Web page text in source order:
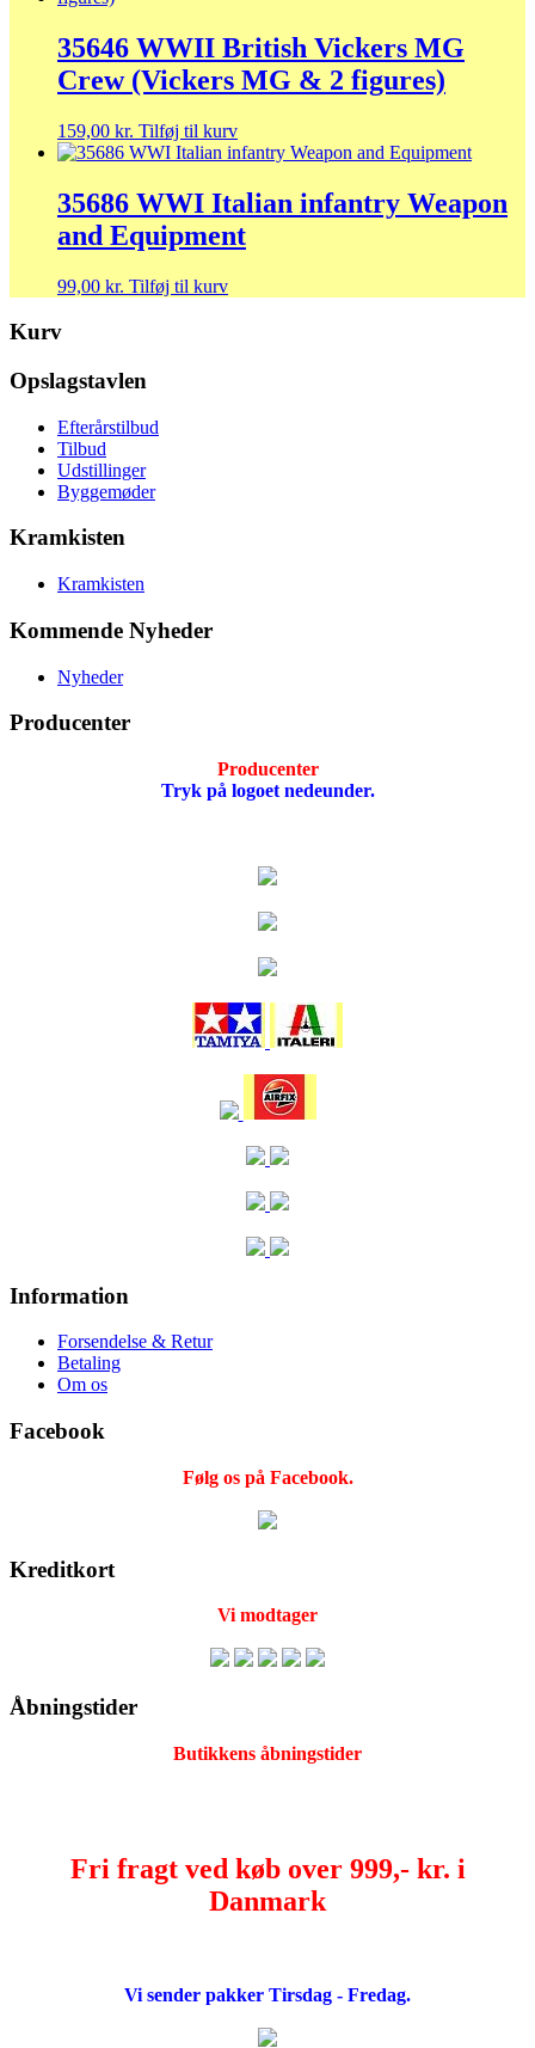
35646 WWII British Vickers MG
Crew (Vickers MG & 2 figures)
159,00 kr. Tilføj til kurv
35686 WWI Italian infantry Weapon
and Equipment
99,00 kr. Tilføj til kurv
Kurv
Opslagstavlen
Efterårstilbud
Tilbud
Udstillinger
Byggemøder
Kramkisten
Kramkisten
Kommende Nyheder
Nyheder
Producenter
Producenter
Tryk på logoet nedeunder.
Information
Forsendelse & Retur
Betaling
Om os
Facebook
Følg os på Facebook.
Kreditkort
Vi modtager
Åbningstider
Butikkens åbningstider
Fri fragt ved køb over 999,- kr. i
Danmark
Vi sender pakker Tirsdag - Fredag.